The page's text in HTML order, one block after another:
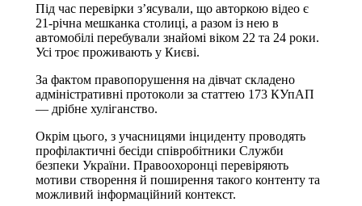
Під час перевірки з’ясували, що авторкою відео є
21-річна мешканка столиці, а разом із нею в
автомобілі перебували знайомі віком 22 та 24 роки.
Усі троє проживають у Києві.
За фактом правопорушення на дівчат складено
адміністративні протоколи за статтею 173 КУпАП
— дрібне хуліганство.
Окрім цього, з учасницями інциденту проводять
профілактичні бесіди співробітники Служби
безпеки України. Правоохоронці перевіряють
мотиви створення й поширення такого контенту та
можливий інформаційний контекст.